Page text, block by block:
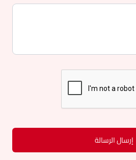
إرسال الرسالة